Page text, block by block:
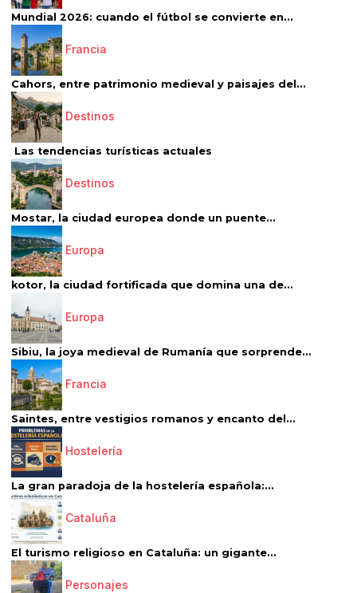
Mundial 2026: cuando el fútbol se convierte en...
Francia
Cahors, entre patrimonio medieval y paisajes del...
Destinos
Las tendencias turísticas actuales
Destinos
Mostar, la ciudad europea donde un puente...
Europa
kotor, la ciudad fortificada que domina una de...
Europa
Sibiu, la joya medieval de Rumanía que sorprende...
Francia
Saintes, entre vestigios romanos y encanto del...
Hostelería
La gran paradoja de la hostelería española:...
Cataluña
El turismo religioso en Cataluña: un gigante...
Personajes